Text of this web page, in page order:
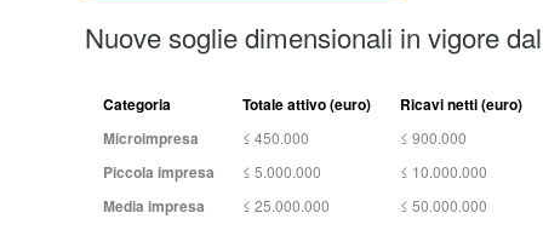
Nuove soglie dimensionali in vigore
Categoria Totale attivo (euro)
Ricavi netti (euro)
Microimpresa
≤ 450.000 ≤ 900.000
Piccola impresa ≤ 5.000.000 ≤ 10.000.000
Media impresa ≤ 25.000.000 ≤ 50.000.000